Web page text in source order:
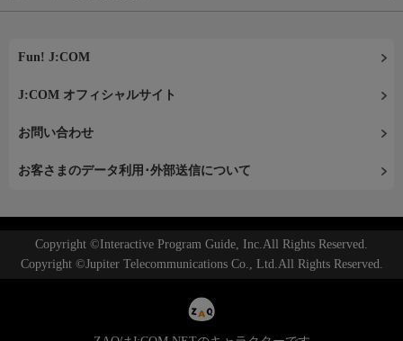
Fun! J:COM
J:COM オフィシャルサイト
お問い合わせ
お客さまのデータ利用･外部送信について
Copyright ©Interactive Program Guide, Inc.All Rights Reserved.
Copyright ©Jupiter Telecommunications Co., Ltd.All Rights Reserved.